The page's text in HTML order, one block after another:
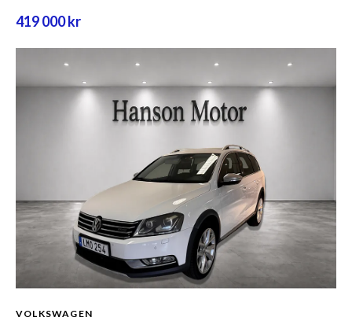
419 000 kr
VOLKSWAGEN